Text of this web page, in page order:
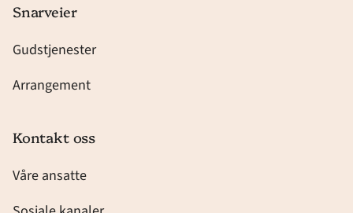
Snarveier
Gudstjenester
Arrangement
Kontakt oss
Våre ansatte